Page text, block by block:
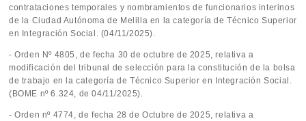
contrataciones temporales y nombramientos de funcionarios interinos
de la Ciudad Autónoma de Melilla en la categoría de Técnico Superior
en Integración Social. (04/11/2025).
- Orden Nº 4805, de fecha 30 de octubre de 2025, relativa a
modificación del tribunal de selección para la constitución de la bolsa
de trabajo en la categoría de Técnico Superior en Integración Social.
(BOME nº 6.324, de 04/11/2025).
- Orden nº 4774, de fecha 28 de Octubre de 2025, relativa a